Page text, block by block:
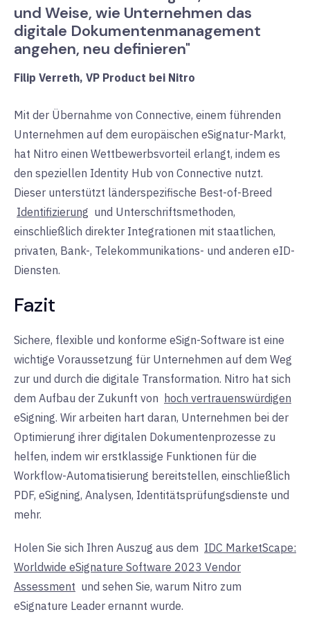
und Weise, wie Unternehmen das
digitale Dokumentenmanagement
angehen, neu definieren"
Filip Verreth, VP Product bei Nitro
Mit der Übernahme von Connective, einem führenden
Unternehmen auf dem europäischen eSignatur-Markt,
hat Nitro einen Wettbewerbsvorteil erlangt, indem es
den speziellen Identity Hub von Connective nutzt.
Dieser unterstützt länderspezifische Best-of-Breed
Identifizierung und Unterschriftsmethoden,
einschließlich direkter Integrationen mit staatlichen,
privaten, Bank-, Telekommunikations- und anderen eID-
Diensten.
Fazit
Sichere, flexible und konforme eSign-Software ist eine
wichtige Voraussetzung für Unternehmen auf dem Weg
zur und durch die digitale Transformation. Nitro hat sich
dem Aufbau der Zukunft von hoch vertrauenswürdigen
eSigning. Wir arbeiten hart daran, Unternehmen bei der
Optimierung ihrer digitalen Dokumentenprozesse zu
helfen, indem wir erstklassige Funktionen für die
Workflow-Automatisierung bereitstellen, einschließlich
PDF, eSigning, Analysen, Identitätsprüfungsdienste und
mehr.
Holen Sie sich Ihren Auszug aus dem IDC MarketScape:
Worldwide eSignature Software 2023 Vendor
Assessment und sehen Sie, warum Nitro zum
eSignature Leader ernannt wurde.